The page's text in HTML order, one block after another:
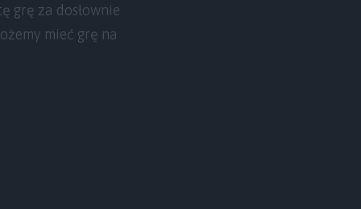
grę za dosłownie
mieć grę na